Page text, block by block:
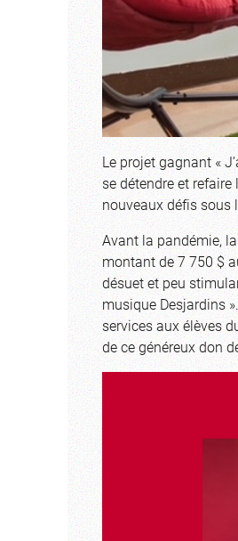
Le projet gagnant «
se détendre et
nouveaux défis sous
Avant la pandémie,
montant de 7 750 $
désuet et peu
musique Desjardins
services aux élèves
de ce généreux don